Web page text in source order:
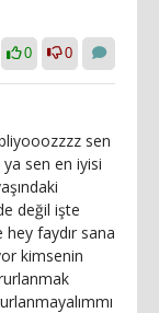
0 0
sen
sen en iyisi
değil işte
faydır sana
kimsenin